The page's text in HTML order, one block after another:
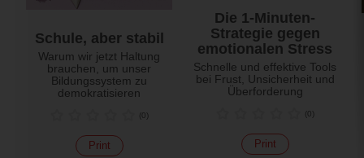
Schule, aber stabil
Warum wir jetzt Haltung
brauchen, um unser
Bildungssystem zu
demokratisieren
(0)
Print
Die 1-Minuten-
Strategie gegen
emotionalen Stress
Schnelle und effektive Tools
bei Frust, Unsicherheit und
Überforderung
(0)
Print